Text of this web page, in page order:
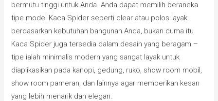
bermutu tinggi untuk Anda. Anda dapat memilih beraneka
tipe model Kaca Spider seperti clear atau polos layak
berdasarkan kebutuhan bangunan Anda, bukan cuma itu
Kaca Spider juga tersedia dalam desain yang beragam –
tipe ialah minimalis modern yang sangat layak untuk
diaplikasikan pada kanopi, gedung, ruko, show room mobil,
show room pameran, dan lainnya agar memberikan kesan
yang lebih menarik dan elegan.